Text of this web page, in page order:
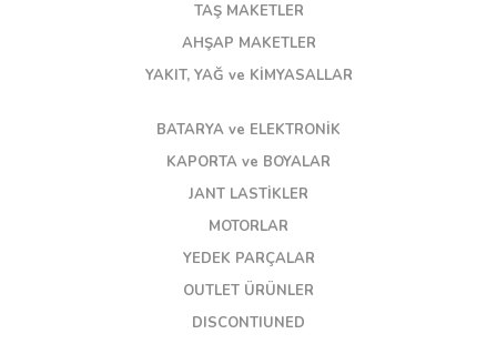
TAŞ MAKETLER
AHŞAP MAKETLER
YAKIT, YAĞ ve KİMYASALLAR
BATARYA ve ELEKTRONİK
KAPORTA ve BOYALAR
JANT LASTİKLER
MOTORLAR
YEDEK PARÇALAR
OUTLET ÜRÜNLER
DISCONTIUNED